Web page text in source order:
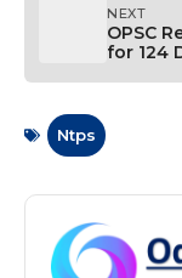
NEXT
OPSC
for 124
Ntps